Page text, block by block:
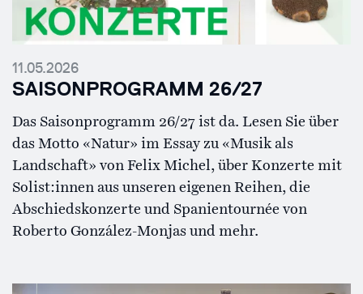
11.05.2026
SAISONPROGRAMM 26/27
Das Saisonprogramm 26/27 ist da. Lesen Sie über
das Motto «Natur» im Essay zu «Musik als
Landschaft» von Felix Michel, über Konzerte mit
Solist:innen aus unseren eigenen Reihen, die
Abschiedskonzerte und Spanientournée von
Roberto González-Monjas und mehr.